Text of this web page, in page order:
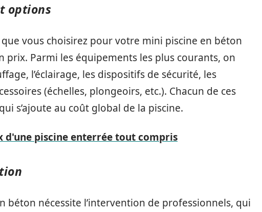
options
vous choisirez pour votre mini piscine en béton
prix. Parmi les équipements les plus courants, on
l’éclairage, les dispositifs de sécurité, les
(échelles, plongeoirs, etc.). Chacun de ces
s’ajoute au coût global de la piscine.
d'une piscine enterrée tout compris
béton nécessite l’intervention de professionnels, qui